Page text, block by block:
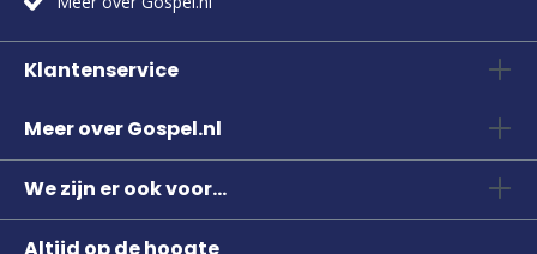
Klantenservice
Meer over Gospel.nl
We zijn er ook voor...